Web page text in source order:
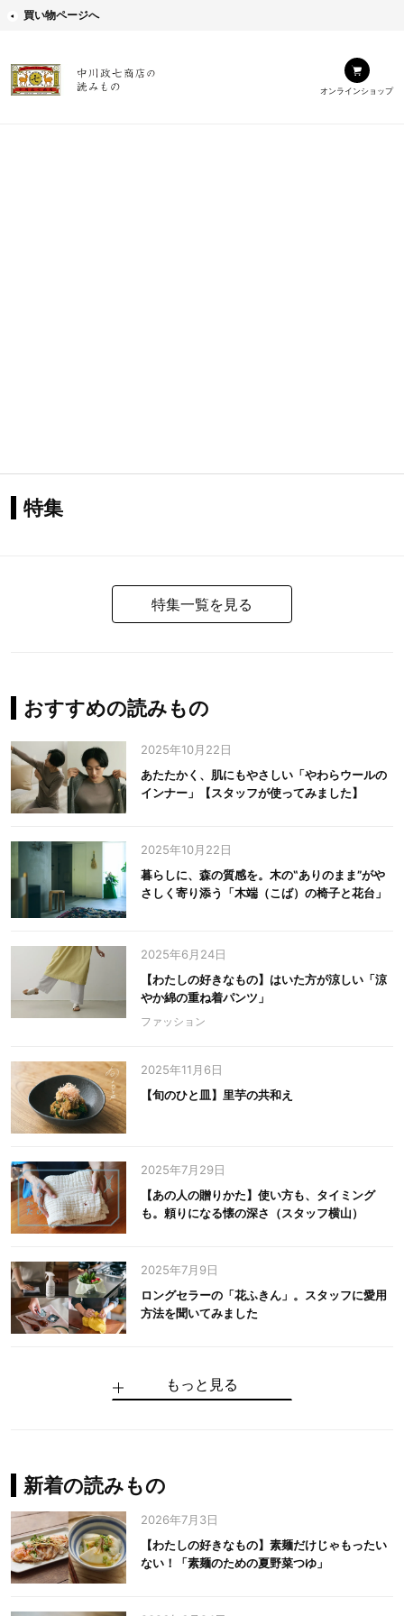
買い物ページへ
オンラインショップ
特集
特集一覧を見る
おすすめの読みもの
2025年10月22日
あたたかく、肌にもやさしい「やわらウールの
インナー」【スタッフが使ってみました】
2025年10月22日
暮らしに、森の質感を。木の‟ありのまま”がや
さしく寄り添う「木端（こば）の椅子と花台」
2025年6月24日
【わたしの好きなもの】はいた方が涼しい「涼
やか綿の重ね着パンツ」
ファッション
2025年11月6日
【旬のひと皿】里芋の共和え
2025年7月29日
【あの人の贈りかた】使い方も、タイミング
も。頼りになる懐の深さ（スタッフ横山）
2025年7月9日
ロングセラーの「花ふきん」。スタッフに愛用
方法を聞いてみました
手仕事だからできる“いいもの”を作り続ける。
麻の老舗が届けたい、麻の魅力をのせた衣「中
中川政七商店の謎を解く、6つの問いと1つの答
100年先の日本に工芸があるように。中川政七
中川政七商店スタッフが綴る「今日も、土鍋ま
【わたしの好きなもの】素麺だけじゃもったい
もっと見る
新着の読みもの
2026年7月3日
【わたしの好きなもの】素麺だけじゃもったい
ない！「素麺のための夏野菜つゆ」